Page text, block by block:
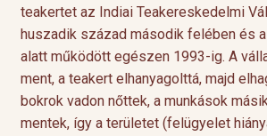
teakertet az Indiai Teakereskedelmi
huszadik század második felében és
alatt működött egészen 1993-ig. A
ment, a teakert elhanyagolttá, majd
bokrok vadon nőttek, a munkások
mentek, így a területet (felügyelet